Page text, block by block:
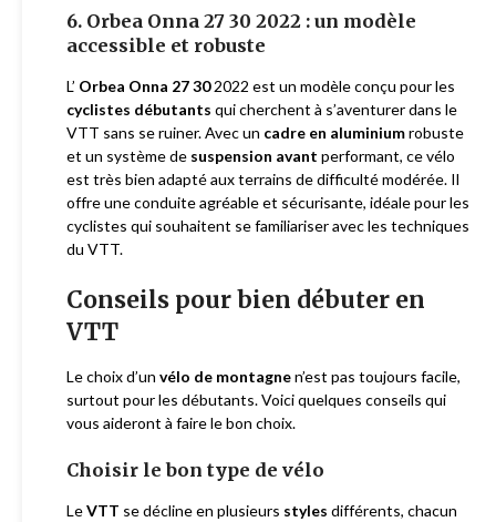
6. Orbea Onna 27 30 2022 : un modèle
accessible et robuste
L’ Orbea Onna 27 302022 est un modèle conçu pour les
cyclistes débutants qui cherchent à s’aventurer dans le
VTT sans se ruiner. Avec un cadre en aluminiumrobuste
et un système de suspension avant performant, ce vélo
est très bien adapté aux terrains de difficulté modérée. Il
offre une conduite agréable et sécurisante, idéale pour les
cyclistes qui souhaitent se familiariser avec les techniques
du VTT.
Conseils pour bien débuter en
VTT
Le choix d’un vélo de montagnen’est pas toujours facile,
surtout pour les débutants. Voici quelques conseils qui
vous aideront à faire le bon choix.
Choisir le bon type de vélo
LeVTT se décline en plusieurs styles différents, chacun